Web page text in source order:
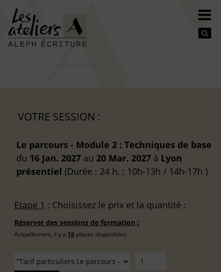
VOTRE SESSION :
Le parcours - Module 2 : Techniques de base
du 16 Jan. 2027 au 20 Mar. 2027 à Lyon
présentiel (Durée : 24 h. ; 10h-13h / 14h-17h )
Etape 1 : Choisissez le prix et la quantité :
Réserver des sessions de formation :
Actuellement, il y a 10 places disponibles.